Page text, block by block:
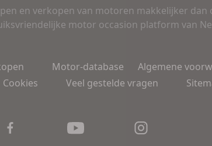
en verkopen van motoren makkelijker dan
motor occasion platform van
Motor-database Algemene
Cookies Veel gestelde vragen